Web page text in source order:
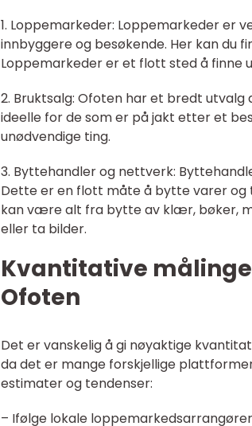
1. Loppemarkeder: Loppemarkeder er
innbyggere og besøkende. Her kan du
Loppemarkeder er et flott sted å finne
2. Bruktsalg: Ofoten har et bredt
ideelle for de som er på jakt etter et
unødvendige ting.
3. Byttehandler og nettverk:
Dette er en flott måte å bytte varer og
kan være alt fra bytte av klær, bøker,
eller ta bilder.
Kvantitative
Ofoten
Det er vanskelig å gi nøyaktige
da det er mange forskjellige
estimater og tendenser:
– Ifølge lokale